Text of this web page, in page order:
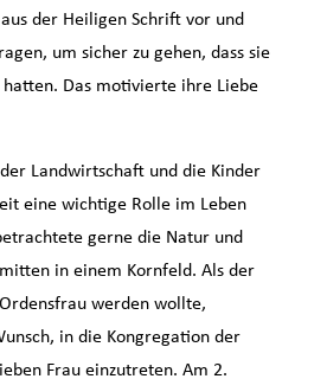
der Heiligen Schrift vor und
um sicher zu gehen, dass sie
Das motivierte ihre Liebe
Landwirtschaft und die Kinder
eine wichtige Rolle im Leben
gerne die Natur und
in einem Kornfeld. Als der
werden wollte,
in die Kongregation der
Frau einzutreten. Am 2.